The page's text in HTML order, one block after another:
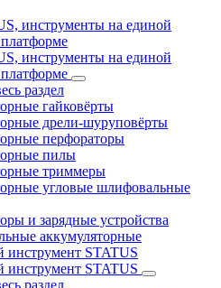
инструменты на единой
инструменты на единой
раздел
гайковёрты
дрели-шуруповёрты
перфораторы
пилы
триммеры
угловые шлифовальные
и зарядные устройства
аккумуляторные
инструмент STATUS
инструмент STATUS
раздел